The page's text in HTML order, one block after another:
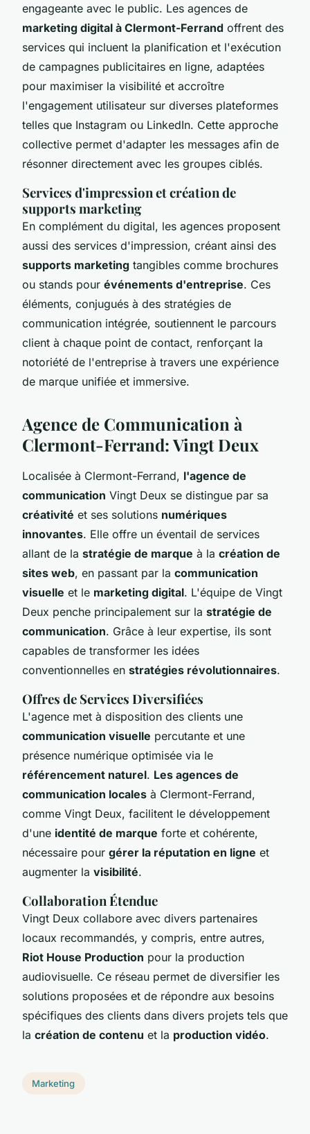
engageante avec le public. Les agences de
marketing digital à Clermont-Ferrand offrent des
services qui incluent la planification et l'exécution
de campagnes publicitaires en ligne, adaptées
pour maximiser la visibilité et accroître
l'engagement utilisateur sur diverses plateformes
telles que Instagram ou LinkedIn. Cette approche
collective permet d'adapter les messages afin de
résonner directement avec les groupes ciblés.
Services d'impression et création de
supports marketing
En complément du digital, les agences proposent
aussi des services d'impression, créant ainsi des
supports marketing tangibles comme brochures
ou stands pour événements d'entreprise. Ces
éléments, conjugués à des stratégies de
communication intégrée, soutiennent le parcours
client à chaque point de contact, renforçant la
notoriété de l'entreprise à travers une expérience
de marque unifiée et immersive.
Agence de Communication à
Clermont-Ferrand: Vingt Deux
Localisée à Clermont-Ferrand, l'agence de
communication Vingt Deux se distingue par sa
créativité et ses solutions numériques
innovantes. Elle offre un éventail de services
allant de la stratégie de marque à la création de
sites web, en passant par la communication
visuelle et le marketing digital. L'équipe de Vingt
Deux penche principalement sur la stratégie de
communication. Grâce à leur expertise, ils sont
capables de transformer les idées
conventionnelles en stratégies révolutionnaires.
Offres de Services Diversifiées
L'agence met à disposition des clients une
communication visuelle percutante et une
présence numérique optimisée via le
référencement naturel. Les agences de
communication locales à Clermont-Ferrand,
comme Vingt Deux, facilitent le développement
d'une identité de marque forte et cohérente,
nécessaire pour gérer la réputation en ligne et
augmenter la visibilité.
Collaboration Étendue
Vingt Deux collabore avec divers partenaires
locaux recommandés, y compris, entre autres,
Riot House Production pour la production
audiovisuelle. Ce réseau permet de diversifier les
solutions proposées et de répondre aux besoins
spécifiques des clients dans divers projets tels que
la création de contenu et la production vidéo.
Marketing